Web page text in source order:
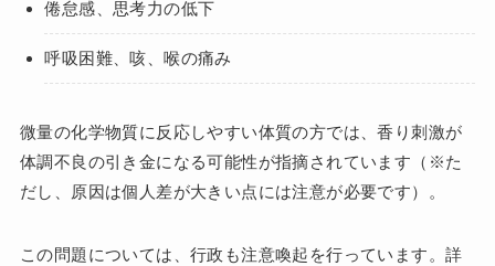
倦怠感、思考力の低下
呼吸困難、咳、喉の痛み
微量の化学物質に反応しやすい体質の方では、香り刺激が
体調不良の引き金になる可能性が指摘されています（※た
だし、原因は個人差が大きい点には注意が必要です）。
この問題については、行政も注意喚起を行っています。詳